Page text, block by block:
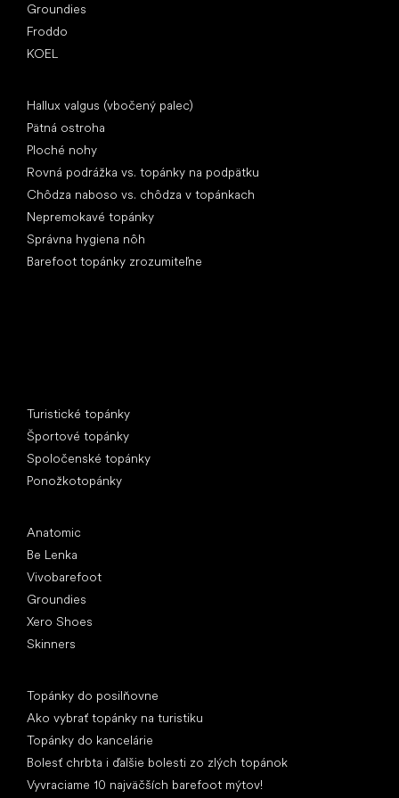
Groundies
Froddo
KOEL
Hallux valgus (vbočený palec)
Pätná ostroha
Ploché nohy
Rovná podrážka vs. topánky na podpätku
Chôdza naboso vs. chôdza v topánkach
Nepremokavé topánky
Správna hygiena nôh
Barefoot topánky zrozumiteľne
Turistické topánky
Športové topánky
Spoločenské topánky
Ponožkotopánky
Anatomic
Be Lenka
Vivobarefoot
Groundies
Xero Shoes
Skinners
Topánky do posilňovne
Ako vybrať topánky na turistiku
Topánky do kancelárie
Bolesť chrbta i ďalšie bolesti zo zlých topánok
Vyvraciame 10 najväčších barefoot mýtov!